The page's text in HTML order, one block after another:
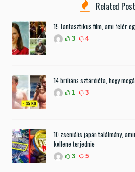
Related
15 fantasztikus film, ami felér
3 4
14 briliáns sztárdiéta, hogy
1 3
10 zseniális japán találmány,
kellene terjednie
3 5